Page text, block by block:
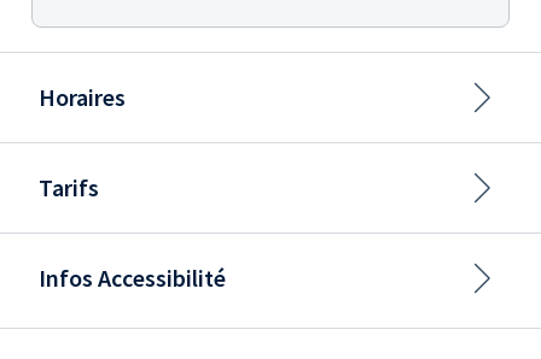
Horaires
Tarifs
Infos Accessibilité